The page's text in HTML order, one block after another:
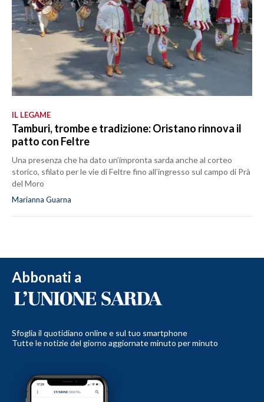
IL LEGAME
Tamburi, trombe e tradizione: Oristano rinnova il
patto con Feltre
Una presenza che ha dato un’impronta sarda anche al corteo
storico, sfilato per le vie di Feltre fino all’ingresso sul campo di Prà
del Moro
Marianna Guarna
Abbonati a
Sfoglia il quotidiano online e sul tuo smartphone
Tutte le notizie del giorno aggiornate minuto per minuto